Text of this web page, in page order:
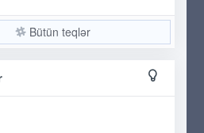
Bütün teqlər